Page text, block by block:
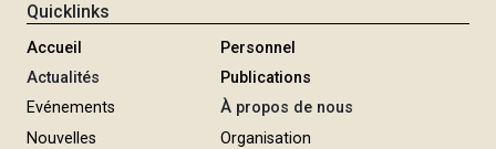
Quicklinks
Accueil
Actualités
Evénements
Nouvelles
Personnel
Publications
À propos de nous
Organisation